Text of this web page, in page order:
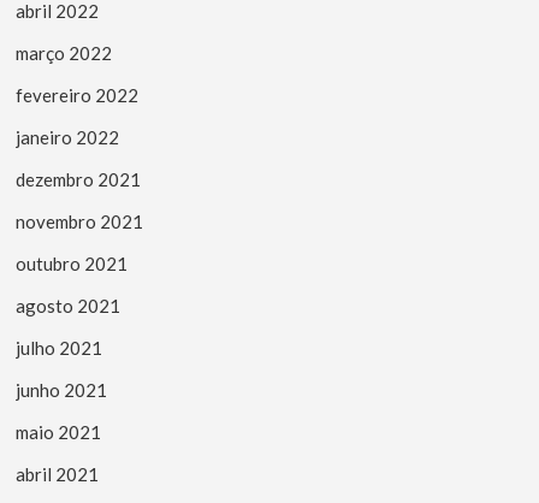
abril 2022
março 2022
fevereiro 2022
janeiro 2022
dezembro 2021
novembro 2021
outubro 2021
agosto 2021
julho 2021
junho 2021
maio 2021
abril 2021